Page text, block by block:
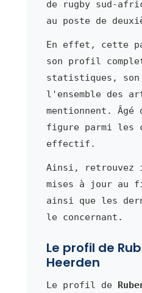
de rugby sud-
au poste de
En effet, cette
son profil
statistiques,
l'ensemble des
mentionnent.
figure parmi les
effectif.
Ainsi, retrouvez
mises à jour au
ainsi que les
le concernant.
Le profil de
Heerden
Le profil de